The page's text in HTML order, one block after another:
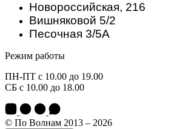
Новороссийская, 216
Вишняковой 5/2
Песочная 3/5А
Режим работы
ПН-ПТ с 10.00 до 19.00
СБ с 10.00 до 18.00
© По Волнам 2013 – 2026